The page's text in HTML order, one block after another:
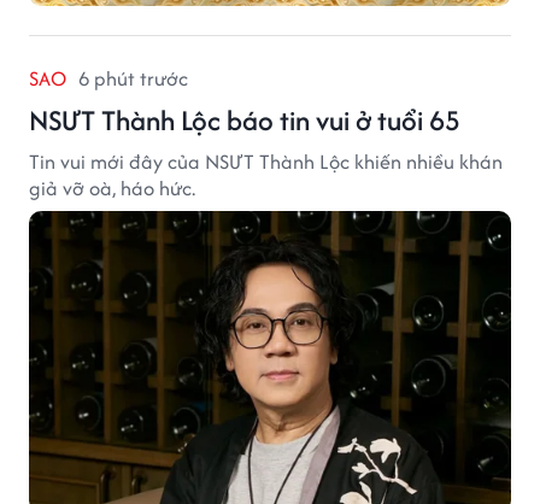
SAO 6 phút trước
NSƯT Thành Lộc báo tin vui ở tuổi 65
Tin vui mới đây của NSƯT Thành Lộc khiến nhiều khán
giả vỡ oà, háo hức.